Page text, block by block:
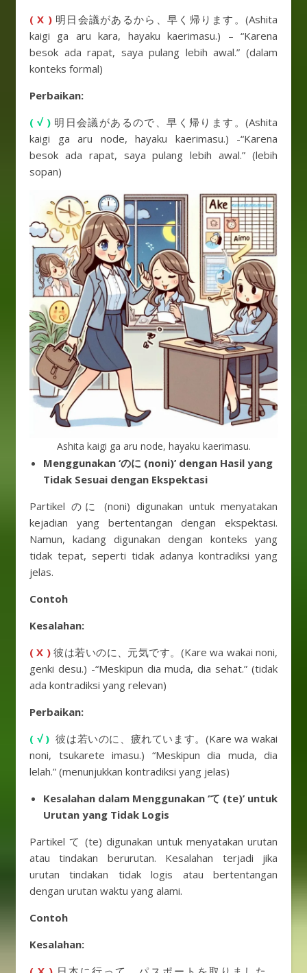
( X ) 明日会議があるから、早く帰ります。(Ashita
kaigi ga aru kara, hayaku kaerimasu.) – “Karena
besok ada rapat, saya pulang lebih awal.” (dalam
konteks formal)
Perbaikan:
( √ )明日会議があるので、早く帰ります。(Ashita
kaigi ga aru node, hayaku kaerimasu.) -“Karena
besok ada rapat, saya pulang lebih awal.” (lebih
sopan)
Ashita kaigi ga aru node, hayaku kaerimasu.
Menggunakan ‘のに (noni)’ dengan Hasil yang
Tidak Sesuai dengan Ekspektasi
Partikel のに (noni) digunakan untuk menyatakan
kejadian yang bertentangan dengan ekspektasi.
Namun, kadang digunakan dengan konteks yang
tidak tepat, seperti tidak adanya kontradiksi yang
jelas.
Contoh
Kesalahan:
( X )彼は若いのに、元気です。(Kare wa wakai noni,
genki desu.) -“Meskipun dia muda, dia sehat.” (tidak
ada kontradiksi yang relevan)
Perbaikan:
( √ ) 彼は若いのに、疲れています。(Kare wa wakai
noni, tsukarete imasu.) “Meskipun dia muda, dia
lelah.” (menunjukkan kontradiksi yang jelas)
Kesalahan dalam Menggunakan ‘て (te)’ untuk
Urutan yang Tidak Logis
Partikel て (te) digunakan untuk menyatakan urutan
atau tindakan berurutan. Kesalahan terjadi jika
urutan tindakan tidak logis atau bertentangan
dengan urutan waktu yang alami.
Contoh
Kesalahan: